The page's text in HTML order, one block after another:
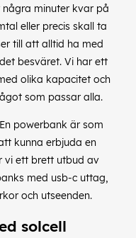
minuter kvar på
eller precis skall ta
till att alltid ha med
besväret. Vi har ett
olika kapacitet och
som passar alla.
powerbank är som
kunna erbjuda en
vi ett brett utbud av
med usb-c uttag,
och utseenden.
solcell